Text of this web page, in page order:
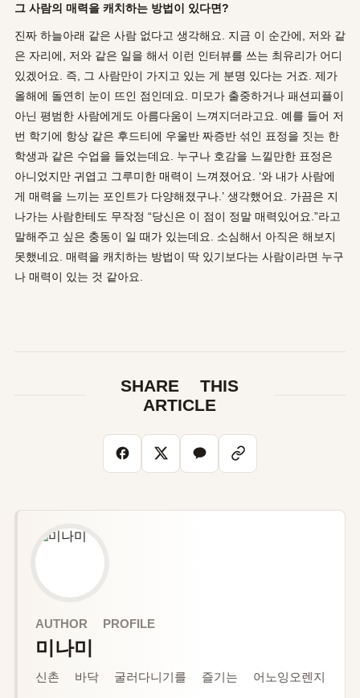
그 사람의 매력을 캐치하는 방법이 있다면?
진짜 하늘아래 같은 사람 없다고 생각해요. 지금 이 순간에, 저와 같
은 자리에, 저와 같은 일을 해서 이런 인터뷰를 쓰는 최유리가 어디
있겠어요. 즉, 그 사람만이 가지고 있는 게 분명 있다는 거죠. 제가
올해에 돌연히 눈이 뜨인 점인데요. 미모가 출중하거나 패션피플이
아닌 평범한 사람에게도 아름다움이 느껴지더라고요. 예를 들어 저
번 학기에 항상 같은 후드티에 우울반 짜증반 섞인 표정을 짓는 한
학생과 같은 수업을 들었는데요. 누구나 호감을 느낄만한 표정은
아니었지만 귀엽고 그루미한 매력이 느껴졌어요. ‘와 내가 사람에
게 매력을 느끼는 포인트가 다양해졌구나.’ 생각했어요.
가끔은 지
나가는 사람한테도 무작정 “당신은 이 점이 정말 매력있어요.”라고
말해주고 싶은 충동이 일 때가 있는데요. 소심해서 아직은 해보지
못했네요. 매력을 캐치하는 방법이 딱 있기보다는 사람이라면 누구
나 매력이 있는 것 같아요.
SHARE THIS
ARTICLE
AUTHOR PROFILE
미나미
신촌 바닥 굴러다니기를 즐기는 어노잉오렌지